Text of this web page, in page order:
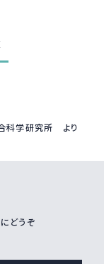
科学研究所 より
どうぞ